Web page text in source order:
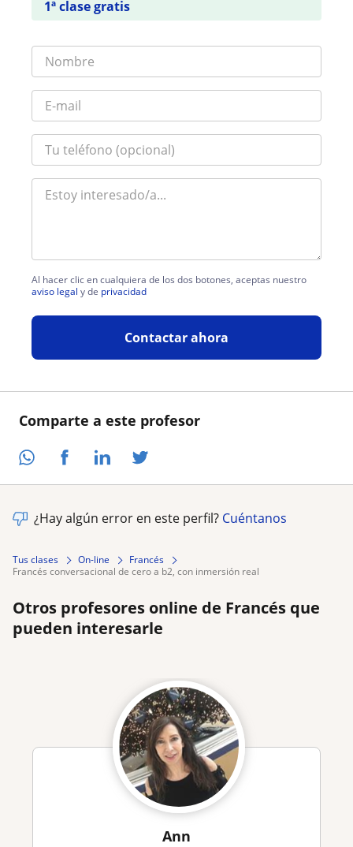
Comparte a este profesor
1ª clase gratis
Al hacer clic en cualquiera de los dos botones, aceptas nuestro
aviso legal y de privacidad
Contactar ahora
¿Hay algún error en este perfil? Cuéntanos
Tus clases On-line
Francés
francés conversacional de cero a b2, con inmersión real
Otros profesores online de Francés que
pueden interesarle
Ann